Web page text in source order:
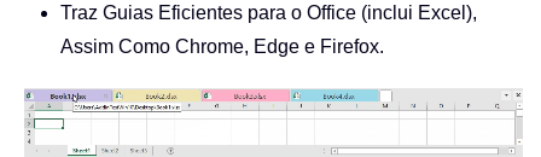
Traz Guias Eficientes para o Office (inclui Excel),
Assim Como Chrome, Edge e Firefox.